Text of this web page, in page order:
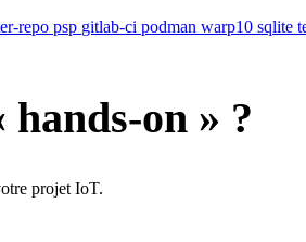
repo psp gitlab-ci podman warp10 sqlite
on » ?
projet IoT.